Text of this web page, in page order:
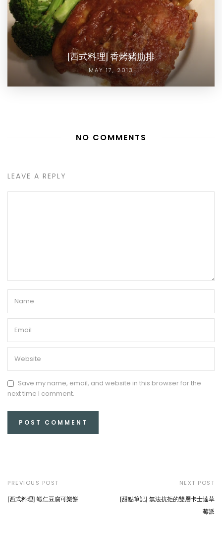
[西式料理] 香烤豬肋排
MAY 17, 2013
NO COMMENTS
LEAVE A REPLY
Save my name, email, and website in this browser for the
next time I comment.
PREVIOUS POST
[西式料理] 蝦仁豆腐可樂餅
NEXT POST
[甜點筆記] 無法抗拒的雙層卡士達草
莓派